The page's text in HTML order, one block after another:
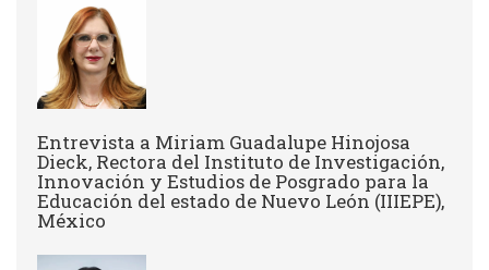
Entrevista a Miriam Guadalupe Hinojosa
Dieck, Rectora del Instituto de Investigación,
Innovación y Estudios de Posgrado para la
Educación del estado de Nuevo León (IIIEPE),
México